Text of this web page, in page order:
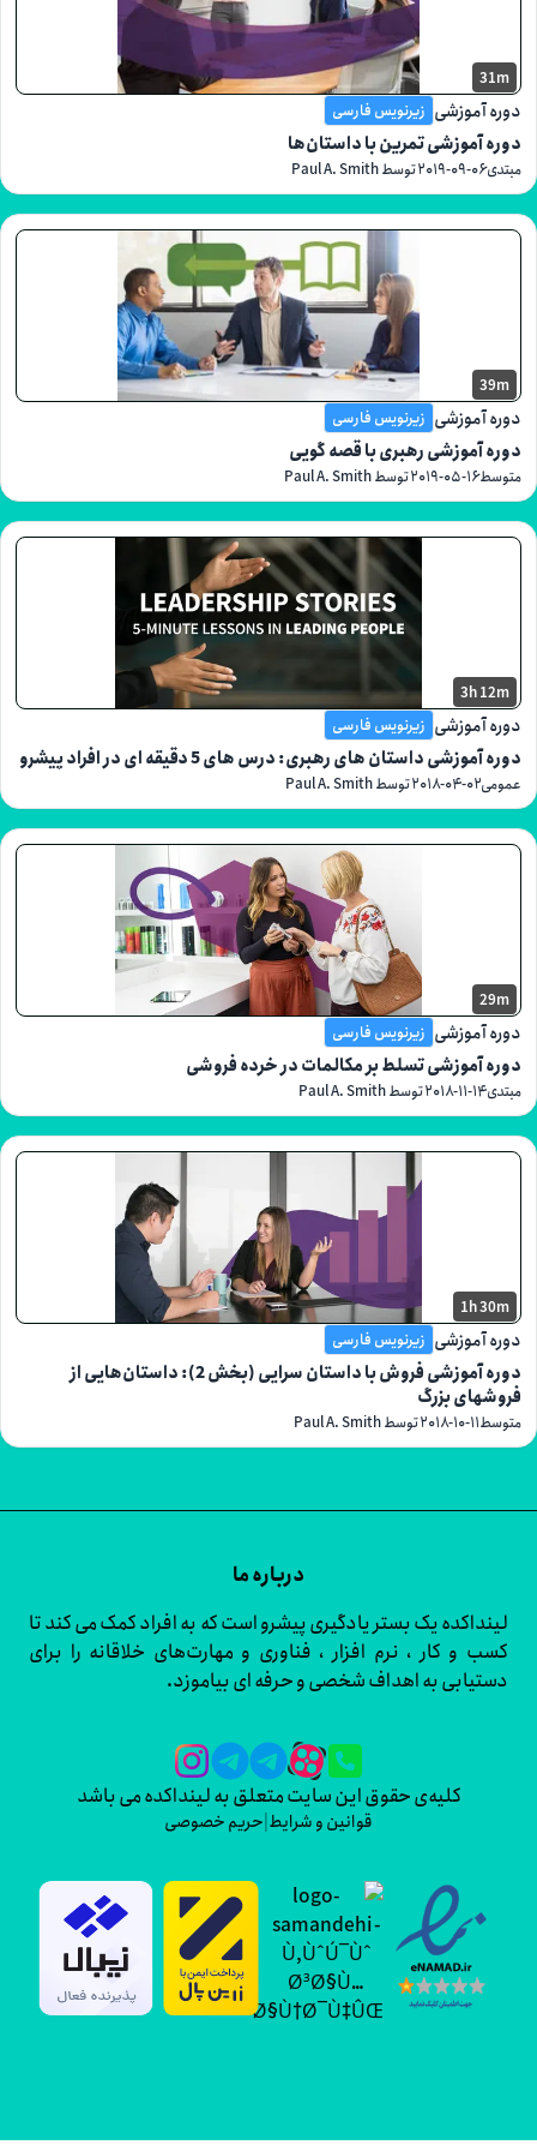
زیرنویس فارسی
تمرین با داستان‌ها
۰۹-۰۶توسط Paul A. Smith
زیرنویس فارسی
رهبری با قصه گویی
۲۰۱۹-۰۵-۱۶توسط Paul A. Smith
زیرنویس فارسی
داستان های رهبری: درس های 5 دقیقه ای در افراد پیشرو
۲۰۱۸-۰۴-۰۲توسط Paul A. Smith
زیرنویس فارسی
تسلط بر مکالمات در خرده فروشی
۱۱-۱۴توسط Paul A. Smith
زیرنویس فارسی
دوره آموزشی فروش با داستان سرایی (بخش 2): داستان‌هایی از
بزرگ
۲۰۱۸-۱۰-۱۱توسط Paul A. Smith
درباره ما
یک بستر یادگیری پیشرو است که به افراد کمک می کند تا
کار ، نرم افزار ، فناوری و مهارت‌های خلاقانه را برای
به اهداف شخصی و حرفه ای بیاموزد.
کلیه‌ی حقوق این سایت متعلق به لینداکده می باشد
قوانین و شرایط |حریم خصوصی